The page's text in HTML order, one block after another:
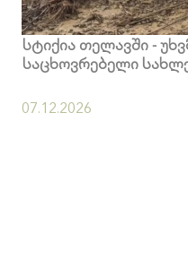
სტიქია თელავში -
საცხოვრებელი
07.12.2026